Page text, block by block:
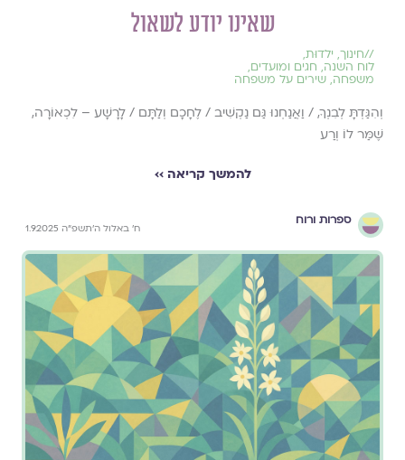
שאינו יודע לשאול
//חינוך, ילדוּת,
לוח השנה, חגים ומועדים,
משפחה, שירים על משפחה
וְהִגַּדְתָּ לְבִנְךָ, / וַאֲנַחְנוּ גַּם נַקְשִׁיב / לֶחָכָם וְלַתָּם / לָרָשָׁע – לִכְאוֹרָה,
שֶׁמַּר לוֹ וְרַע
להמשך קריאה ››
ספרות ורוח
ח׳ באלול ה׳תשפ״ה 1.9.2025